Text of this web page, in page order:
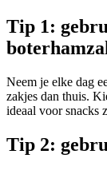
Tip 1:
Neem je elke dag
zakjes dan thuis.
ideaal voor snacks
Tip 2: